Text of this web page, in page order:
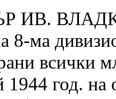
8-ма
всички
год. на